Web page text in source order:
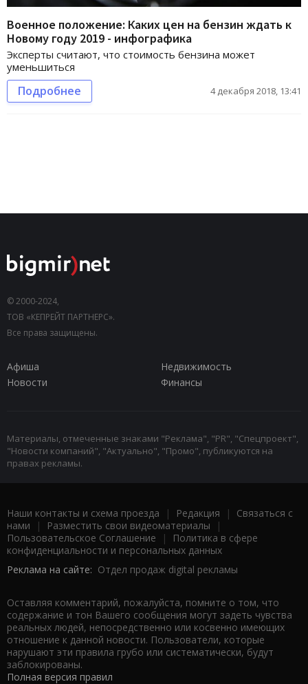
Военное положение: Каких цен на бензин ждать к
Новому году 2019 - инфографика
Эксперты считают, что стоимость бензина может
уменьшиться
Подробнее 4 декабря 2018, 13:41
© 2000-2024,
ТОВ «КЕПРЕЙТ ПАРТНЕРС».
Все права защищены.
Афиша
Недвижимость
Новости
Финансы
Материалы, отмеченные знаками "Реклама", "PR", "Спецпроект",
"Новости компаний", "Актуально", "Промо", публикуются на
правах рекламы.
Наши контакты и схема проезда | Редакция | Связаться с
нами | Разместить свои видеоматериалы |
Пользовательское Соглашение |
Политика в сфере
конфиденциальности и персональных данных
Реклама на сайте: Отдел продаж digital рекламы
Оставляя комментарий, пожалуйста, помните о том, что
содержание и тон Вашего сообщения могут задеть чувства
реальных людей, непосредственно или косвенно имеющих
отношение к данной новости. Пользователи, которые
нарушают эти правила грубо или систематически, будут
заблокированы.
Полная версия правил